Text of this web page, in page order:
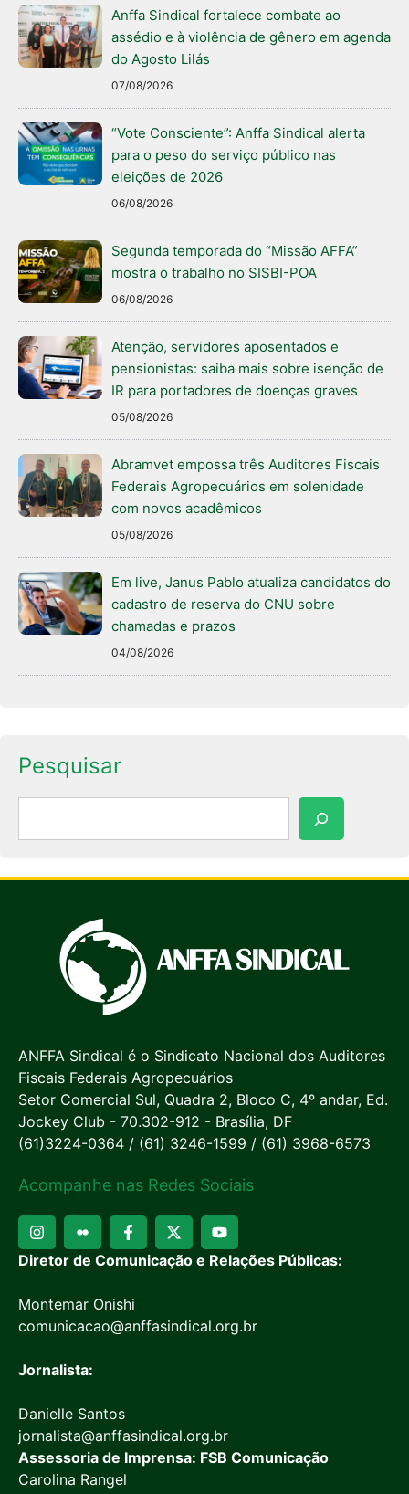
Anffa Sindical fortalece combate ao
assédio e à violência de gênero em agenda
do Agosto Lilás
07/08/2026
“Vote Consciente”: Anffa Sindical alerta
para o peso do serviço público nas
eleições de 2026
06/08/2026
Segunda temporada do “Missão AFFA”
mostra o trabalho no SISBI-POA
06/08/2026
Atenção, servidores aposentados e
pensionistas: saiba mais sobre isenção de
IR para portadores de doenças graves
05/08/2026
Abramvet empossa três Auditores Fiscais
Federais Agropecuários em solenidade
com novos acadêmicos
05/08/2026
Em live, Janus Pablo atualiza candidatos do
cadastro de reserva do CNU sobre
chamadas e prazos
04/08/2026
Pesquisar
ANFFA Sindical é o Sindicato Nacional dos Auditores
Fiscais Federais Agropecuários
Setor Comercial Sul, Quadra 2, Bloco C, 4º andar, Ed.
Jockey Club - 70.302-912 - Brasília, DF
(61)3224-0364 / (61) 3246-1599 / (61) 3968-6573
Acompanhe nas Redes Sociais
Diretor de Comunicação e Relações Públicas:
Montemar Onishi
comunicacao@anffasindical.org.br
Jornalista:
Danielle Santos
jornalista@anffasindical.org.br
Assessoria de Imprensa: FSB Comunicação
Carolina Rangel